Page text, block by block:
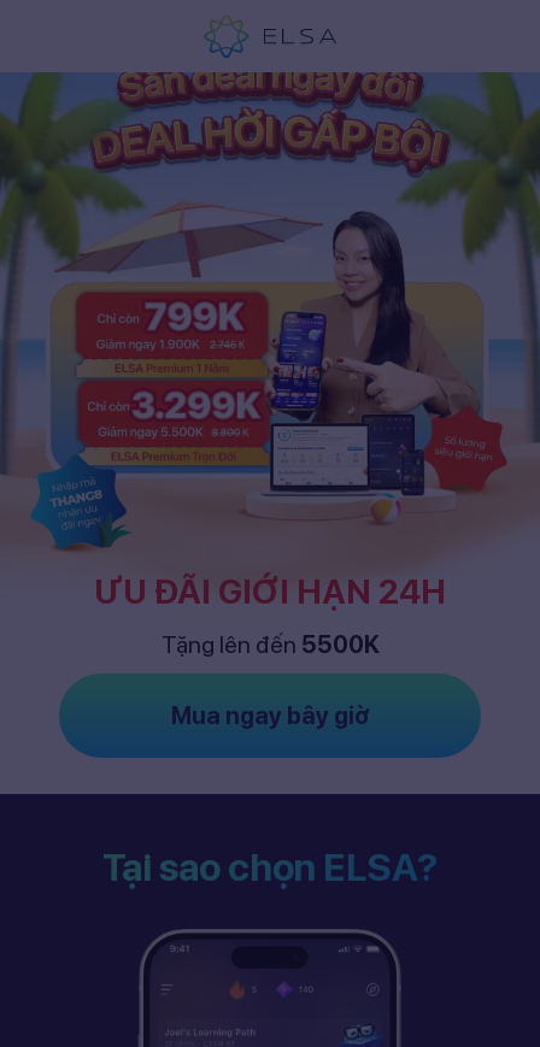
ƯU ĐÃI GIỚI HẠN 24H
Tặng lên đến 5500K
Mua ngay bây giờ
Tại sao chọn ELSA?